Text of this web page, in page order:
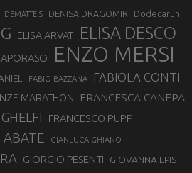
DEMATTEIS DENISA DRAGOMIR Dodecarun
ELISA ARVAT ELISA DESCO
ENZO MERSI
FABIO BAZZANA FABIOLA CONTI
MARATHON FRANCESCA CANEPA
FRANCESCO PUPPI
ABATE GIANLUCA GHIANO
GIORGIO PESENTI GIOVANNA EPIS